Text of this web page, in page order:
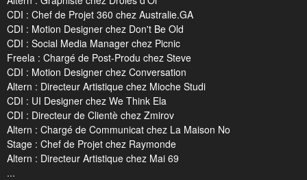
CDI : Chef de Projet 360 chez Australie.GA
CDI : Motion Designer chez Don't Be Old
CDI : Social Media Manager chez Picnic
Freela : Chargé de Post-Produ chez Steve
CDI : Motion Designer chez Conversation
Altern : Directeur Artistique chez Mioche Studi
CDI : UI Designer chez We Think Ela
CDI : Directeur de Clientè chez Zmirov
Altern : Chargé de Communicat chez La Maison No
Stage : Chef de Projet chez Raymonde
Altern : Directeur Artistique chez Mai 69
...